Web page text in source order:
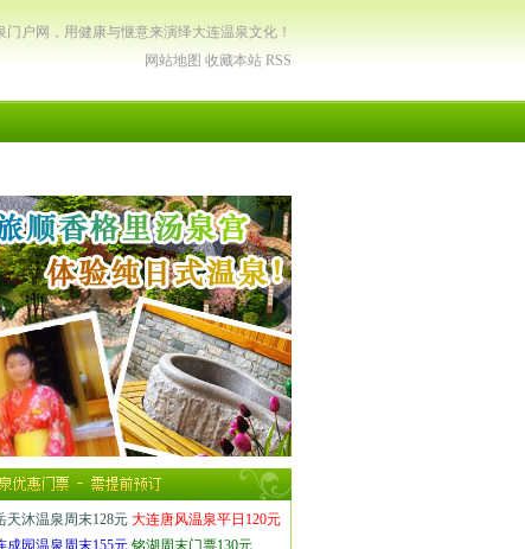
户网，用健康与惬意来演绎大连温泉文化！
网站地图 收藏本站 RSS
天沐温泉周末128元 大连唐风温泉平日120元
成园温泉周末155元 铭湖周末门票130元